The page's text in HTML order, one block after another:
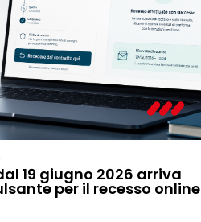
19 giugno 2026 arriva
per il recesso online